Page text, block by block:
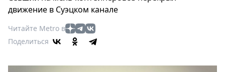
Туризм
Мода
Театр
Кино
движение в Суэцком канале
Читайте Metro в
Поделиться